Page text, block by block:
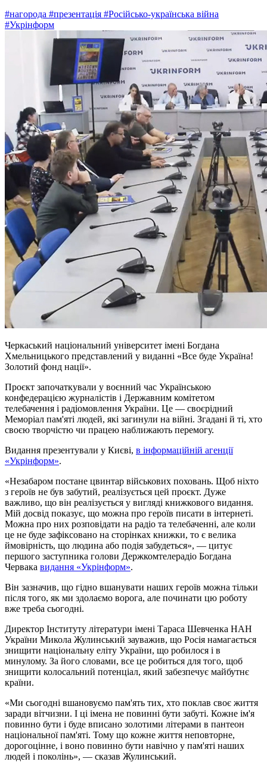
#нагорода #презентація #Російсько-українська війна
#Укрінформ
Черкаський національний університет імені Богдана
Хмельницького представлений у виданні «Все буде Україна!
Золотий фонд нації».
Проєкт започаткували у воєнний час Українською
конфедерацією журналістів і Державним комітетом
телебачення і радіомовлення України. Це — своєрідний
Меморіал пам'яті людей, які загинули на війні. Згадані й ті, хто
своєю творчістю чи працею наближають перемогу.
Видання презентували у Києві, в інформаційній агенції
«Укрінформ».
«Незабаром постане цвинтар військових поховань. Щоб ніхто
з героїв не був забутий, реалізується цей проєкт. Дуже
важливо, що він реалізується у вигляді книжкового видання.
Мій досвід показує, що можна про героїв писати в інтернеті.
Можна про них розповідати на радіо та телебаченні, але коли
це не буде зафіксовано на сторінках книжки, то є велика
ймовірність, що людина або подія забудеться», — цитує
першого заступника голови Держкомтелерадіо Богдана
Червака видання «Укрінформ».
Він зазначив, що гідно вшанувати наших героїв можна тільки
після того, як ми здолаємо ворога, але починати цю роботу
вже треба сьогодні.
Директор Інституту літератури імені Тараса Шевченка НАН
України Микола Жулинський зауважив, що Росія намагається
знищити національну еліту України, що робилося і в
минулому. За його словами, все це робиться для того, щоб
знищити колосальний потенціал, який забезпечує майбутнє
країни.
«Ми сьогодні вшановуємо пам'ять тих, хто поклав своє життя
заради вітчизни. І ці імена не повинні бути забуті. Кожне ім'я
повинно бути і буде вписано золотими літерами в пантеон
національної пам'яті. Тому що кожне життя неповторне,
дорогоцінне, і воно повинно бути навічно у пам'яті наших
людей і поколінь», — сказав Жулинський.